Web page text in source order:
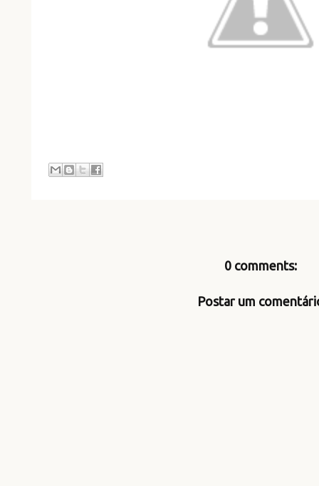
0 comments:
Postar um